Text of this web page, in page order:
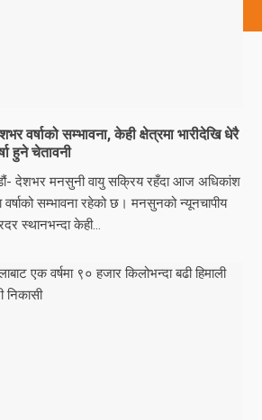
वर्षाको सम्भावना, केही क्षेत्रमा भारीदेखि धेरै
हुने चेतावनी
देशभर मनसुनी वायु सक्रिय रहँदा आज अधिकांश
वर्षाको सम्भावना रहेको छ। मनसुनको न्यूनचापीय
स्थानभन्दा केही...